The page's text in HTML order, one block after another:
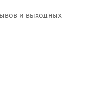
и выходных